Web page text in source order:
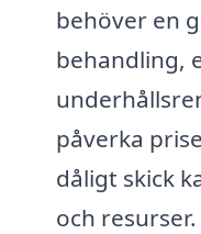
behöver en
behandling,
påverka
dåligt skick
och resurser.